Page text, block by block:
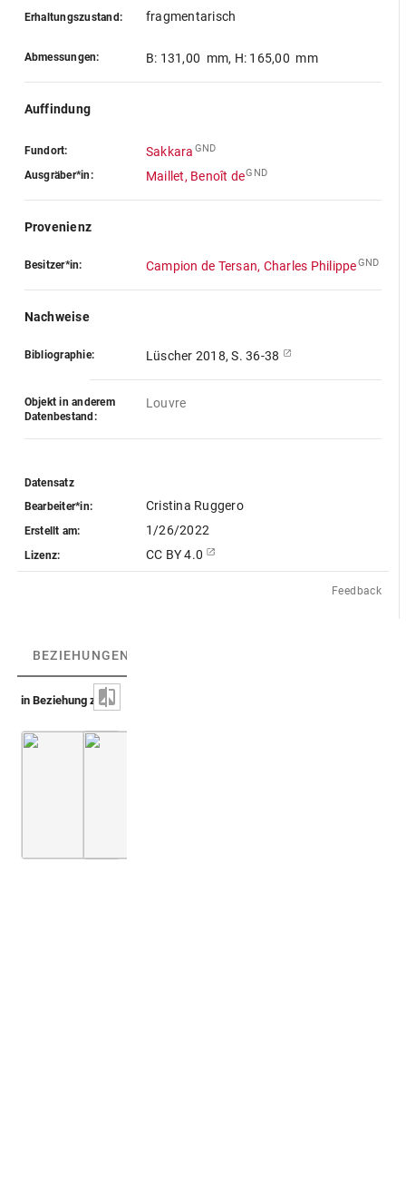
Erhaltungszustand: fragmentarisch
Abmessungen: B: 131,00 mm, H: 165,00 mm
Auffindung
Fundort: Sakkara GND
Ausgräber*in: Maillet, Benoît deGND
Provenienz
Besitzer*in: Campion de Tersan, Charles PhilippeGND
Nachweise
Bibliographie: Lüscher 2018, S. 36-38
Objekt in anderem
Datenbestand:
Louvre
Datensatz
Bearbeiter*in:
Cristina Ruggero
Erstellt am: 1/26/2022
Lizenz: CC BY 4.0
Feedback
BEZIEHUNGEN
in Beziehung zu